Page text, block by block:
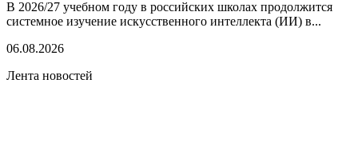
В 2026/27 учебном году в российских школах продолжится
системное изучение искусственного интеллекта (ИИ) в...
06.08.2026
Лента новостей